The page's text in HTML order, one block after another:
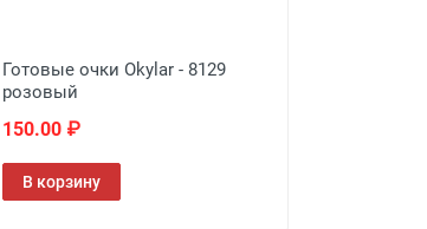
Готовые очки Okylar - 8129
розовый
150.00 ₽
В корзину